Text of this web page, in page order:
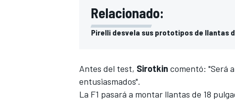
Relacionado:
Pirelli desvela sus prototipos de llantas
Antes del test, Sirotkin comentó: "Será
entusiasmados".
La F1 pasará a montar llantas de 18